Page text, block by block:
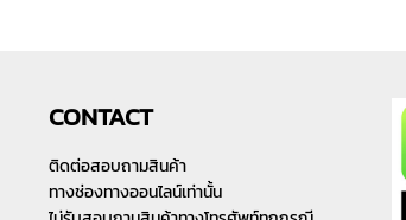
CONTACT
ติดต่อสอบถามสินค้า
ทางช่องทางออนไลน์เท่านั้น